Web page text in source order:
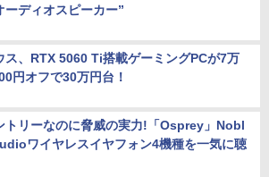
ーディオスピーカー”
ス、RTX 5060 Ti搭載ゲーミングPCが7万
円オフで30万円台！
トリーなのに脅威の実力!「Osprey」Nobl
ワイヤレスイヤフォン4機種を一気に聴